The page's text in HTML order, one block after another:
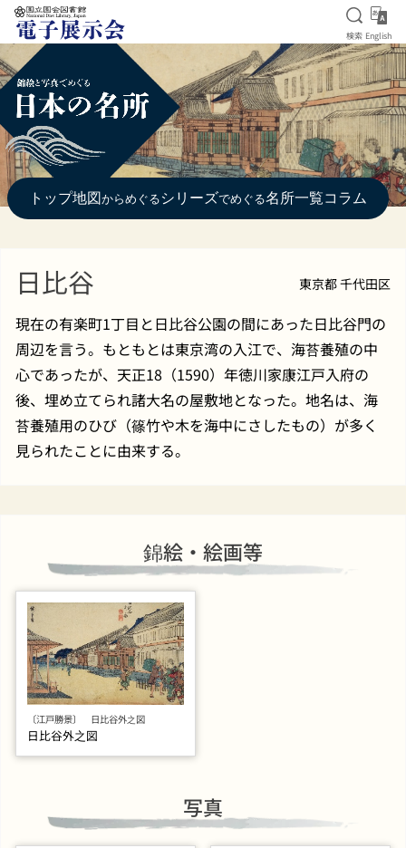
本文へ移動
検索を
検索 English
トップ地図 からめぐる シリーズでめぐる名所一覧コラム
日比谷 東京都 千代田区
現在の有楽町1丁目と日比谷公園の間にあった日比谷門の
周辺を言う。もともとは東京湾の入江で、海苔養殖の中
心であったが、天正18（1590）年徳川家康江戸入府の
後、埋め立てられ諸大名の屋敷地となった。地名は、海
苔養殖用のひび（篠竹や木を海中にさしたもの）が多く
見られたことに由来する。
錦絵・絵画等
〔江戸勝景〕 日比谷外之図
日比谷外之図
写真